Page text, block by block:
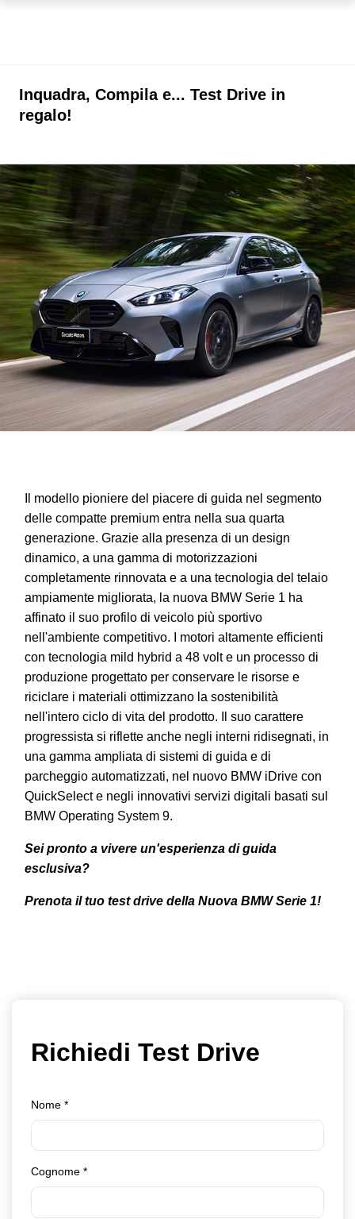
Inquadra, Compila e... Test Drive in
regalo!
Il modello pioniere del piacere di guida nel segmento
delle compatte premium entra nella sua quarta
generazione. Grazie alla presenza di un design
dinamico, a una gamma di motorizzazioni
completamente rinnovata e a una tecnologia del telaio
ampiamente migliorata, la nuova BMW Serie 1 ha
affinato il suo profilo di veicolo più sportivo
nell'ambiente competitivo. I motori altamente efficienti
con tecnologia mild hybrid a 48 volt e un processo di
produzione progettato per conservare le risorse e
riciclare i materiali ottimizzano la sostenibilità
nell'intero ciclo di vita del prodotto. Il suo carattere
progressista si riflette anche negli interni ridisegnati, in
una gamma ampliata di sistemi di guida e di
parcheggio automatizzati, nel nuovo BMW iDrive con
QuickSelect e negli innovativi servizi digitali basati sul
BMW Operating System 9.
Sei pronto a vivere un'esperienza di guida
esclusiva?
Prenota il tuo test drive della Nuova BMW Serie 1!
Richiedi Test Drive
Nome *
Cognome *